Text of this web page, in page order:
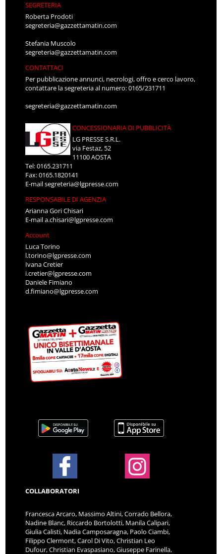
SEGRETERIA
Roberta Prodoti
segreteria@gazzettamatin.com
Stefania Muscolo
segreteria@gazzettamatin.com
CONTATTACI
Per pubblicazione annunci, necrologi, offro e cerco lavoro,
contattare la segreteria al numero: 0165/231711
segreteria@gazzettamatin.com
CONCESSIONARIA DI PUBBLICITÀ
LG PRESSE S.R.L.
via Festaz, 52
11100 AOSTA
Tel: 0165.231711
Fax: 0165.1820141
E-mailsegreteria@lgpresse.com
RESPONSABILE DI AGENZIA
Arianna Gori Chisari
E-maila.chisari@lgpresse.com
Account
Luca Torino
l.torino@lgpresse.com
Ivana Cretier
i.cretier@lgpresse.com
Daniele Fimiano
d.fimiano@lgpresse.com
COLLABORATORI
Francesca Arcaro, Massimo Altini, Corrado Bellora,
Nadine Blanc, Riccardo Bortolotti, Manila Calipari,
Giulia Calisti, Nadia Camposaragna, Paolo Ciambi,
Filippo Clermont, Carol Di Vito, Christian Leo
Dufour, Christian Evaspasiano, Giuseppe Farinella,